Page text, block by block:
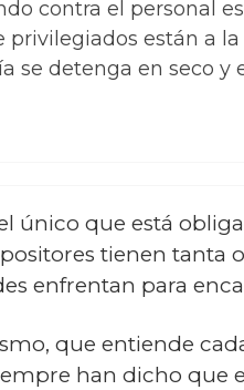
contra el personal
están a
se detenga en seco
único que está
tienen tanta
enfrentan para
que entiende
han dicho que